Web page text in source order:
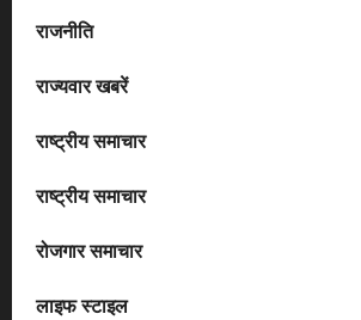
राजनीति
राज्यवार खबरें
राष्ट्रीय समाचार
राष्ट्रीय समाचार
रोजगार समाचार
लाइफ स्टाइल